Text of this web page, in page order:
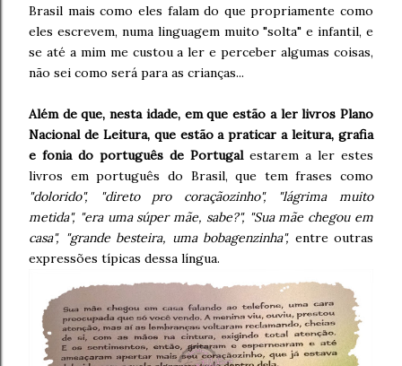
Brasil mais como eles falam do que propriamente como
eles escrevem, numa linguagem muito "solta" e infantil, e
se até a mim me custou a ler e perceber algumas coisas,
não sei como será para as crianças...
Além de que, nesta idade, em que estão a ler livros Plano
Nacional de Leitura, que estão a praticar a leitura, grafia
e fonia do português de Portugal estarem a ler estes
livros em português do Brasil, que tem frases como
"dolorido", "direto pro coraçãozinho", "lágrima muito
metida", "era uma súper mãe, sabe?", "Sua mãe chegou em
casa", "grande besteira, uma bobagenzinha", entre outras
expressões típicas dessa língua.